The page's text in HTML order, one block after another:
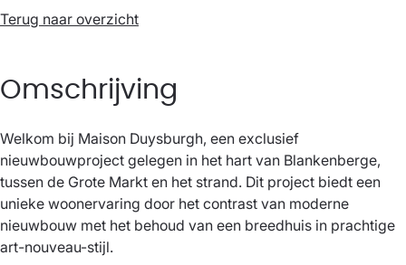
Terug naar overzicht
Omschrijving
Welkom bij Maison Duysburgh, een exclusief
nieuwbouwproject gelegen in het hart van Blankenberge,
tussen de Grote Markt en het strand. Dit project biedt een
unieke woonervaring door het contrast van moderne
nieuwbouw met het behoud van een breedhuis in prachtige
art-nouveau-stijl.